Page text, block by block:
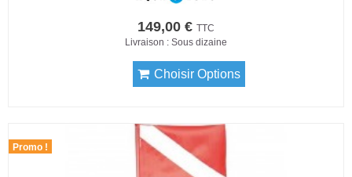
149,00 € TTC
Livraison : Sous dizaine
Choisir Options
Promo !